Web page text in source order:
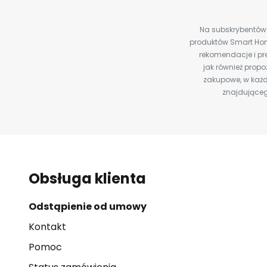
Na
produktów Smart
rekomendacje i
jak również
zakupowe, w
Obsługa klienta
Odstąpienie od umowy
Kontakt
Pomoc